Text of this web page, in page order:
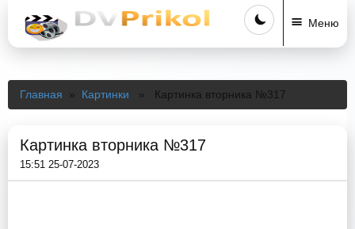
Меню
Главная » Картинки » Картинка вторника №317
Картинка вторника №317
15:51 25-07-2023